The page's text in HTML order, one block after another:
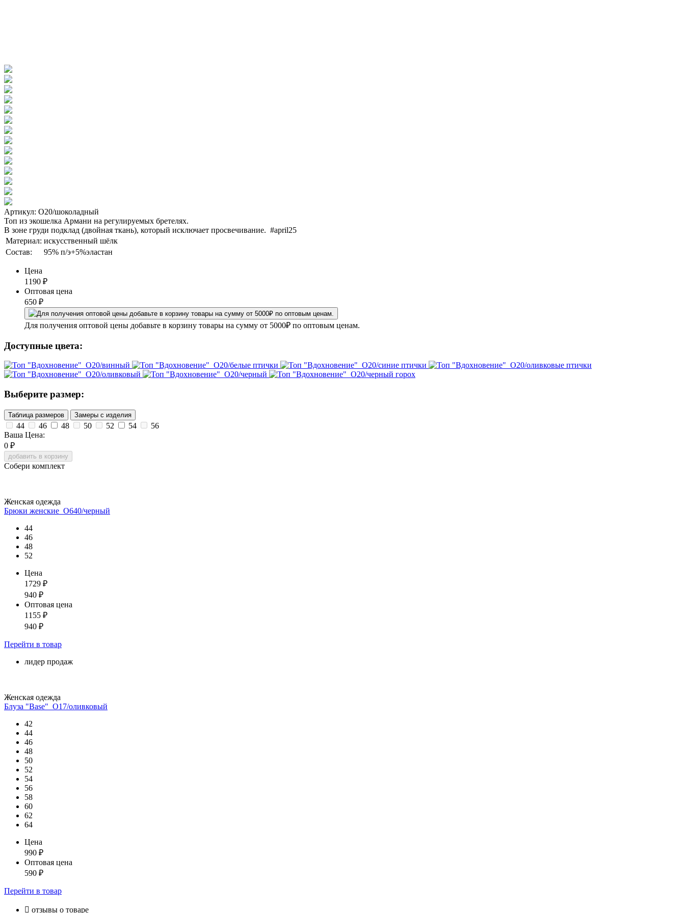
Артикул: О20/шоколадный
Топ из экошелка Армани на регулируемых бретелях.
В зоне груди подклад (двойная ткань), который исключает просвечивание. #april25
Материал: искусственный шёлк
Состав:
95% п/э+5%эластан
Цена
1190 ₽
Оптовая цена
650 ₽
Для получения оптовой цены добавьте в корзину товары на сумму от 5000₽ по оптовым ценам.
Доступные цвета:
Выберите размер:
Таблица размеров Замеры с изделия
44 46 48 50 52 54
56
Ваша Цена:
0 ₽
добавить в корзину
Собери комплект
Женская одежда
Брюки женские_О640/черный
44
46
48
52
Цена
1729 ₽
940 ₽
Оптовая цена
1155 ₽
940 ₽
Перейти в товар
лидер продаж
Женская одежда
Блуза "Base"_О17/оливковый
42
44
46
48
50
52
54
56
58
60
62
64
Цена
990 ₽
Оптовая цена
590 ₽
Перейти в товар
 отзывы о товаре